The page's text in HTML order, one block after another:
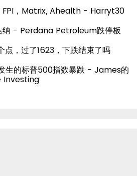
FPI，Matrix, Ahealth - Harryt30
纳 - Perdana Petroleum跌停板
，过了1623，下跌结束了吗
生的标普500指数暴跌 - James的
Investing